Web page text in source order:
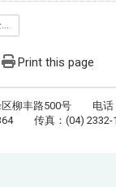
亚洲大学实验场所安全卫生管理查核办法
Print this page
区柳丰路500号 电话
传真：(04) 2332-